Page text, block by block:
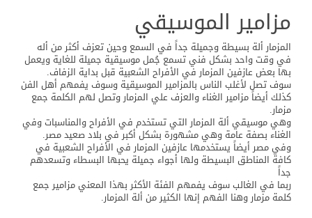
مزامير الموسيقي
المزمار ألة بسيطة وجميلة جداً في السمع وحين تعزف أكثر من أله
في وقت واحد بشكل فني تسمع جُمل موسيقية جميلة للغاية ويعمل
بها بعض عازفين المزمار في الأفراح الشعبية قبل بداية الزفاف.
سوف تصل لأغلب الناس بالمزامير الموسيقية وسوف يفمهم أهل الفن
كذلك أيضاً مزامير الغناء والعزف علي المزمار وتصل لهم الكلمة جمع
مزمار.
وهي موسيقي ألة المزمار التي تستخدم في الأفراح والمناسبات وفي
الغناء بصفة عامة وهي مشهورة بشكل أكبر في بلاد صعيد مصر.
وفي مصر أيضاً يستخدمها عازفين المزمار في الأفراح الشعبية في
كافة المناطق البسيطة ولها أجواء جميلة يحبها البسطاء وتسعدهم
جداً
ربما في الغالب سوف يفمهم الفئة الأكثر بهذا المعني مزامير جمع
كلمة مزمار وهنا الفهم إنها الكثير من ألة المزمار.